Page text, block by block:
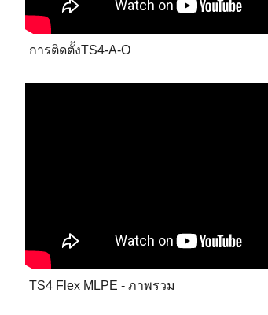
การติดตั้งTS4-A-O
TS4 Flex MLPE - ภาพรวม